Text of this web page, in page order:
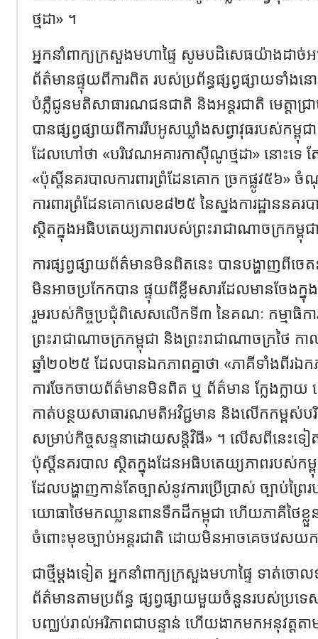
ថ្មដា» ។
អ្នកនាំពាក្យក្រសួងមហាផ្ទៃ សូមបដិសេធយ៉ាងដាច់អហ
ព័ត៌មានផ្ទុយពីការពិត របស់ប្រព័ន្ធផ្សព្វផ្សាយទាំង
បំភ្លឺជូនមតិសាធារណជនជាតិ និងអន្តរជាតិ មេត្តាជ្
បានផ្សព្វផ្សាយពីការរឹបអូសឃ្លាំងសព្វាវុធរបស់កម្ពុ
ដែលហៅថា «បរិវេណអគារកាស៊ីណូថ្មដា» នោះទេ
«ប៉ុស្តិ៍នគរបាលការពារព្រំដែនគោក ច្រកផ្លូវ៥៦»
ការពារព្រំដែនគោកលេខ៨២៥ នៃស្នងការដ្ឋាននគ
ស្ថិតក្នុងអធិបតេយ្យភាពរបស់ព្រះរាជាណាចក្រកម្ពុ
ការផ្សព្វផ្សាយព័ត៌មានមិនពិតនេះ បានបង្ហាញពីចេ
មិនអាចប្រកែកបាន ផ្ទុយពីខ្លឹមសារដែលមានចែង
រួមរបស់កិច្ចប្រជុំពិសេសលើកទី៣ នៃគណៈ កម្មាធិការ
ព្រះរាជាណាចក្រកម្ពុជា និងព្រះរាជាណាចក្រថៃ កា
ឆ្នាំ២០២៥ ដែលបានឯកភាពគ្នាថា «ភាគីទាំងពីរឯក
ការចែកចាយព័ត៌មានមិនពិត ឬ ព័ត៌មាន ក្លែងក្លាយ
កាត់បន្ថយសាធារណមតិអវិជ្ជមាន និងលើកកម្
សម្រាប់កិច្ចសន្ទនាដោយសន្តិវិធី» ។ លើសពីនេះទៀ
ប៉ុស្តិ៍នគរបាល ស្ថិតក្នុងដែនអធិបតេយ្យភាពរបស់កម្
ដែលបង្ហាញកាន់តែច្បាស់នូវការប្រើប្រាស់ ច្បាប់ព្រ
យោធាថៃមកឈ្លានពានទឹកដីកម្ពុជា ហើយភាគីថៃខ្
ចំពោះមុខច្បាប់អន្តរជាតិ ដោយមិនអាចគេចវេសយ
ជាថ្មីម្តងទៀត អ្នកនាំពាក្យក្រសួងមហាផ្ទៃ ទាត់ចោ
ព័ត៌មានតាមប្រព័ន្ធ ផ្សព្វផ្សាយមួយចំនួនរបស់ប្រទ
បញ្ឈប់រាល់អរិភាពជាបន្ទាន់ ហើយងាកមកអនុវត្តតា